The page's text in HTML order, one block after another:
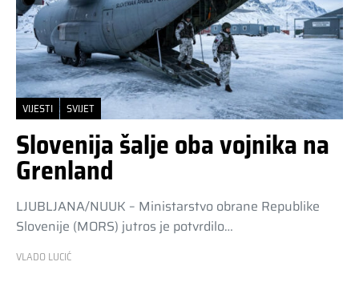
VIJESTI SVIJET
Slovenija šalje oba vojnika na
Grenland
LJUBLJANA/NUUK – Ministarstvo obrane Republike
Slovenije (MORS) jutros je potvrdilo…
VLADO LUCIĆ